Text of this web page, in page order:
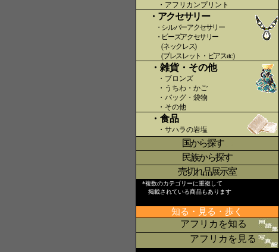
・アフリカンプリント
・アクセサリー
・シルバーアクセサリー
・ビーズアクセサリー
(ネックレス)
(ブレスレット・ピアスetc.)
・雑貨・その他
・ブロンズ
・うちわ・かご
・バッグ・袋物
・その他
・食品
・サハラの岩塩
国から探す〇
民族から探す
売切れ品展示室
*複数のカテゴリーに重複して
掲載されている商品もあります
知る・見る・歩く
アフリカを知る
アフリカを見る